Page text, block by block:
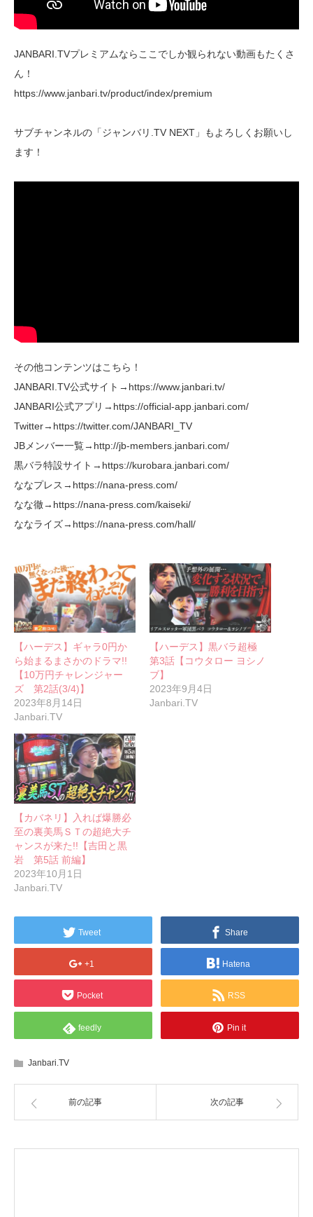
JANBARI.TVプレミアムならここでしか観られない動画もたくさ
ん！
https://www.janbari.tv/product/index/premium
サブチャンネルの「ジャンバリ.TV NEXT」もよろしくお願いし
ます！
その他コンテンツはこちら！
JANBARI.TV公式サイト→https://www.janbari.tv/
JANBARI公式アプリ→https://official-app.janbari.com/
Twitter→https://twitter.com/JANBARI_TV
JBメンバー一覧→http://jb-members.janbari.com/
黒バラ特設サイト→https://kurobara.janbari.com/
ななプレス→https://nana-press.com/
なな徹→https://nana-press.com/kaiseki/
ななライズ→https://nana-press.com/hall/
【ハーデス】ギャラ0円か
ら始まるまさかのドラマ!!
【10万円チャレンジャー
ズ 第2話(3/4)】
2023年8月14日
Janbari.TV
【ハーデス】黒バラ超極
第3話【コウタロー ヨシノ
ブ】
2023年9月4日
Janbari.TV
【カバネリ】入れば爆勝必
至の裏美馬ＳＴの超絶大チ
ャンスが来た!!【吉田と黒
岩 第5話 前編】
2023年10月1日
Janbari.TV
Tweet Share
+1 Hatena
Pocket RSS
feedly Pin it
Janbari.TV
前の記事 次の記事